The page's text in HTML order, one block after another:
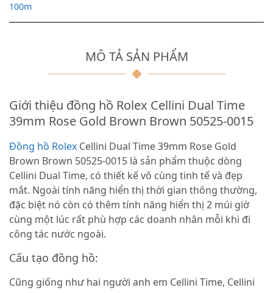
MÔ TẢ SẢN PHẨM
Giới thiệu đồng hồ Rolex Cellini Dual Time
39mm Rose Gold Brown Brown 50525-0015
Đồng hồ Rolex Cellini Dual Time 39mm Rose Gold
Brown Brown 50525-0015 là sản phẩm thuộc dòng
Cellini Dual Time, có thiết kế vô cùng tinh tế và đẹp
mắt. Ngoài tính năng hiển thị thời gian thông thường,
đặc biệt nó còn có thêm tính năng hiển thị 2 múi giờ
cùng một lúc rất phù hợp các doanh nhân mỗi khi đi
công tác nước ngoài.
Cấu tạo đồng hồ:
Cũng giống như hai người anh em Cellini Time, Cellini
100m